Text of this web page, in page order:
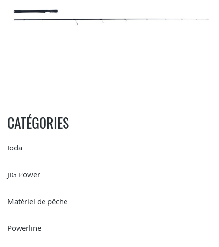
CATÉGORIES
Ioda
JIG Power
Matériel de pêche
Powerline